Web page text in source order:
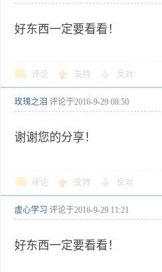
好东西一定要看看！
评论 支持 反对
玫瑰之泪 评论于2016-9-29 08:50
谢谢您的分享！
评论 支持 反对
虚心学习 评论于2016-9-29 11:21
好东西一定要看看！